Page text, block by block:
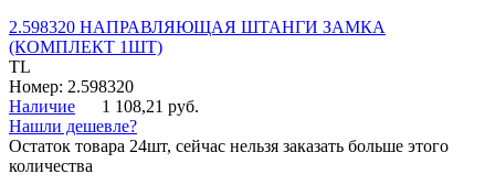
2.598320 НАПРАВЛЯЮЩАЯ ШТАНГИ ЗАМКА
(КОМПЛЕКТ 1ШТ)
TL
Номер: 2.598320
Наличие
1 108,21 руб.
Нашли дешевле?
Остаток товара 24шт, сейчас нельзя заказать больше этого
количества